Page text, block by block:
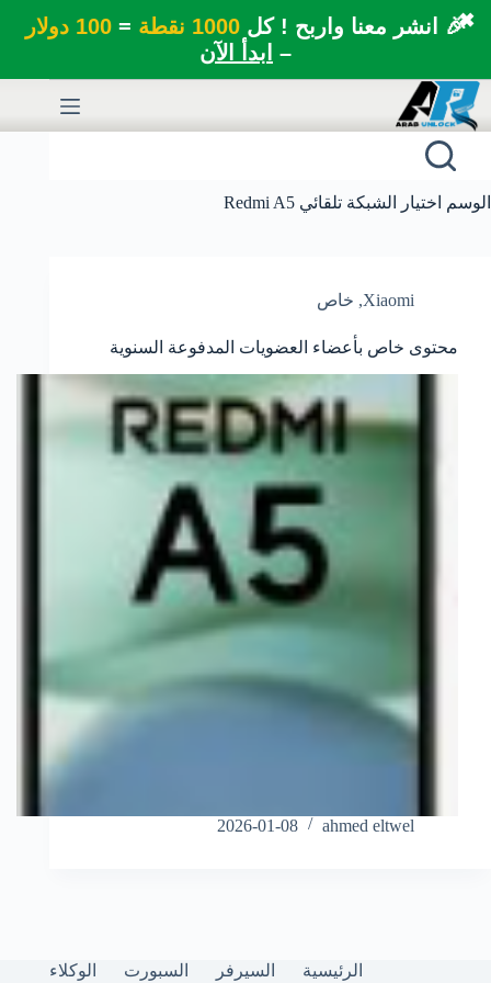
🎉 انشر معنا واربح ! كل1000 نقطة =100 دولار
– ابدأ الآن
✖
التجاوز
إلى
المحتوى
الوسم اختيار الشبكة تلقائي Redmi A5
Xiaomi
, خاص
محتوى خاص بأعضاء العضويات المدفوعة السنوية
ahmed eltwel
2026-01-08
الرئيسية السيرفر السبورت الوكلاء